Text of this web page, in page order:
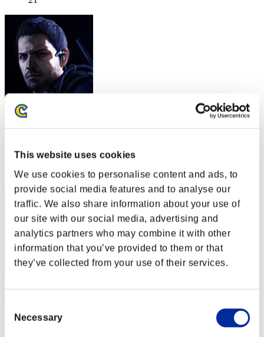
This website uses cookies
We use cookies to personalise content and ads, to
provide social media features and to analyse our
traffic. We also share information about your use of
our site with our social media, advertising and
analytics partners who may combine it with other
information that you’ve provided to them or that
they’ve collected from your use of their services.
Selection
Necessary
出直し侍
22
スコア:Lv:1/06'02"59